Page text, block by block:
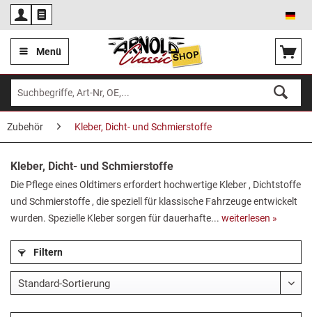
Menü
Zubehör Kleber, Dicht- und Schmierstoffe
Kleber, Dicht- und Schmierstoffe
Die Pflege eines Oldtimers erfordert hochwertige Kleber , Dichtstoffe
und Schmierstoffe , die speziell für klassische Fahrzeuge entwickelt
wurden. Spezielle Kleber sorgen für dauerhafte... weiterlesen »
Filtern